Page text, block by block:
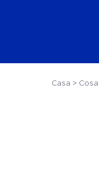
Casa